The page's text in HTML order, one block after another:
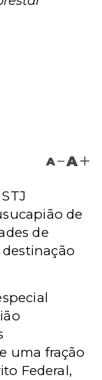
A A
de
de
uma fração
Federal,